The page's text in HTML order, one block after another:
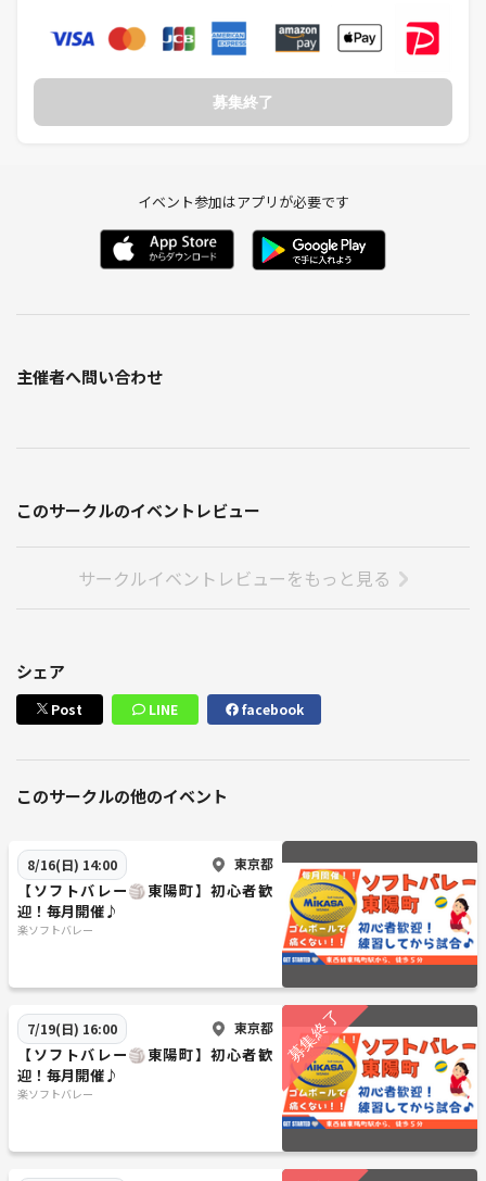
募集終了
イベント参加はアプリが必要です
主催者へ問い合わせ
このサークルのイベントレビュー
サークルイベントレビューをもっと見る
シェア
Post LINE facebook
このサークルの他のイベント
8/16(日) 14:00 東京都
【ソフトバレー🏐東陽町】初心者歓
迎！毎月開催♪
楽ソフトバレー
7/19(日) 16:00 東京都
【ソフトバレー🏐東陽町】初心者歓
迎！毎月開催♪
楽ソフトバレー